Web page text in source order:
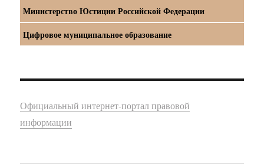
Министерство Юстиции Российской Федерации
Цифровое муниципальное образование
Официальный интернет-портал правовой
информации